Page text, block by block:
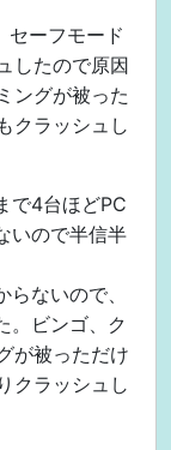
セーフモード
したので原因
ングが被った
クラッシュし
で4台ほどPC
いので半信半
ないので、
。ビンゴ、ク
が被っただけ
クラッシュし